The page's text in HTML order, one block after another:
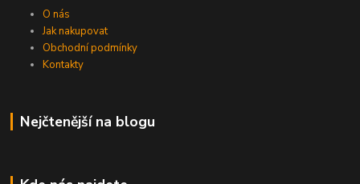
O nás
Jak nakupovat
Obchodní podmínky
Kontakty
Nejčtenější na blogu